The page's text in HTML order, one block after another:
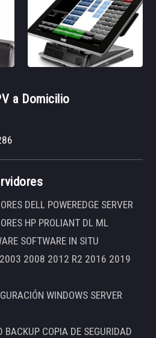
a Domicilio
DELL POWEREDGE SERVER
HP PROLIANT DL ML
SOFTWARE IN SITU
2003 2008 2012 R2 2016 2019
WINDOWS SERVER
BACKUP COPIA DE SEGURIDAD